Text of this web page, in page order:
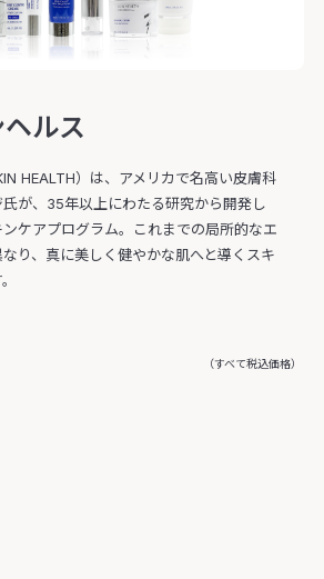
ルス
HEALTH）は、アメリカで名高い皮膚科
が、35年以上にわたる研究から開発し
ケアプログラム。これまでの局所的なエ
り、真に美しく健やかな肌へと導くスキ
（すべて税込価格）